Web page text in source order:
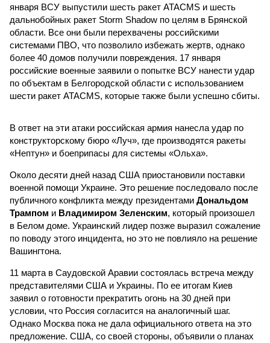
января ВСУ выпустили шесть ракет ATACMS и шесть
дальнобойных ракет Storm Shadow по целям в Брянской
области. Все они были перехвачены российскими
системами ПВО, что позволило избежать жертв, однако
более 40 домов получили повреждения. 17 января
российские военные заявили о попытке ВСУ нанести удар
по объектам в Белгородской области с использованием
шести ракет ATACMS, которые также были успешно сбиты.
В ответ на эти атаки российская армия нанесла удар по
конструкторскому бюро «Луч», где производятся ракеты
«Нептун» и боеприпасы для системы «Ольха».
Около десяти дней назад США приостановили поставки
военной помощи Украине. Это решение последовало после
публичного конфликта между президентами Дональдом
Трампом и Владимиром Зеленским, который произошел
в Белом доме. Украинский лидер позже выразил сожаление
по поводу этого инцидента, но это не повлияло на решение
Вашингтона.
11 марта в Саудовской Аравии состоялась встреча между
представителями США и Украины. По ее итогам Киев
заявил о готовности прекратить огонь на 30 дней при
условии, что Россия согласится на аналогичный шаг.
Однако Москва пока не дала официального ответа на это
предложение. США, со своей стороны, объявили о планах